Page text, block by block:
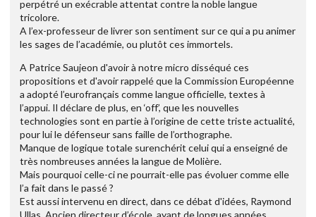
perpétré un exécrable attentat contre la noble langue
tricolore.
A l’ex-professeur de livrer son sentiment sur ce qui a pu animer
les sages de l’académie, ou plutôt ces immortels.
A Patrice Saujeon d'avoir à notre micro disséqué ces
propositions et d'avoir rappelé que la Commission Européenne
a adopté l’eurofrançais comme langue officielle, textes à
l’appui. Il déclare de plus, en ‘off’, que les nouvelles
technologies sont en partie à l’origine de cette triste actualité,
pour lui le défenseur sans faille de l’orthographe.
Manque de logique totale surenchérit celui qui a enseigné de
très nombreuses années la langue de Molière.
Mais pourquoi celle-ci ne pourrait-elle pas évoluer comme elle
l’a fait dans le passé ?
Est aussi intervenu en direct, dans ce débat d'idées, Raymond
Ullas. Ancien directeur d’école, ayant de longues années